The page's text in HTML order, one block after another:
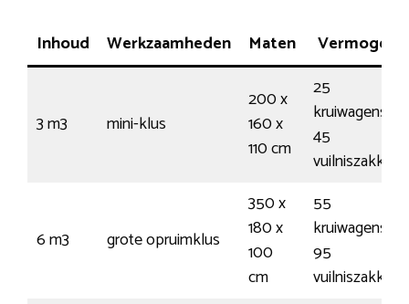
Inhoud Werkzaamheden Maten Vermogen
3 m3 mini-klus
200 x
160 x
110 cm
25
kruiwagens /
45
vuilniszakken
6 m3 grote opruimklus
350 x
180 x
100
cm
55
kruiwagens /
95
vuilniszakken